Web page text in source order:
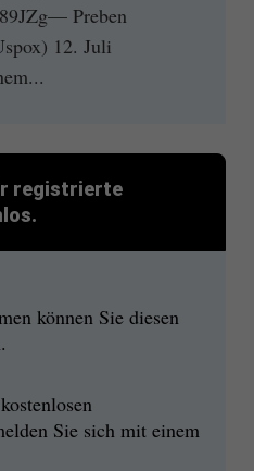
Preben
12. Juli
registrierte
können Sie diesen
Sie sich mit einem